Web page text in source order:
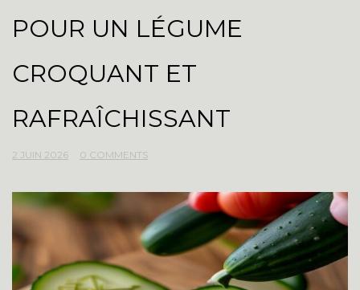
POUR UN LÉGUME
CROQUANT ET
RAFRAÎCHISSANT
2 JUIN 2026 0 COMMENTS